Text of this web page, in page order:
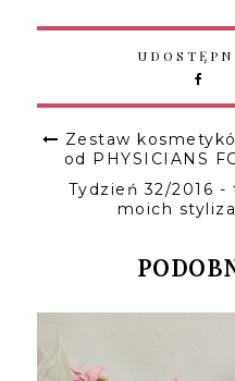
Zestaw
od PHYSICIANS
Tydzień 32/2016
moich